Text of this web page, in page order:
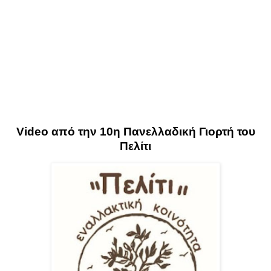
Video από την 10η Πανελλαδική Γιορτή του
Πελίτι